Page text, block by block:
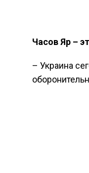
Часов Яр –
– Украина